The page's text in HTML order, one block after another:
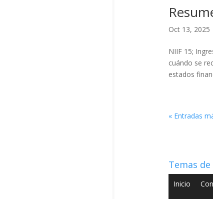
Oct 13, 2025
NIIF 15;
cuándo se
estados
« Entradas
Temas
Inicio